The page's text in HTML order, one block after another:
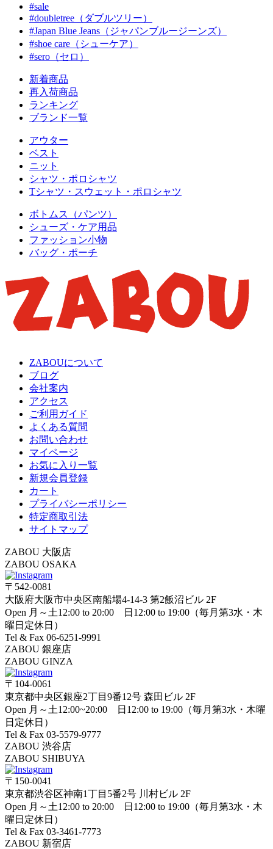
#sale
#doubletree（ダブルツリー）
#Japan Blue Jeans（ジャパンブルージーンズ）
#shoe care（シューケア）
#sero（セロ）
新着商品
再入荷商品
ランキング
ブランド一覧
アウター
ベスト
ニット
シャツ・ポロシャツ
Tシャツ・スウェット・ポロシャツ
ボトムス（パンツ）
シューズ・ケア用品
ファッション小物
バッグ・ポーチ
ZABOUについて
ブログ
会社案内
アクセス
ご利用ガイド
よくある質問
お問い合わせ
マイページ
お気に入り一覧
新規会員登録
カート
プライバシーポリシー
特定商取引法
サイトマップ
ZABOU 大阪店
ZABOU OSAKA
〒542-0081
大阪府大阪市中央区南船場4-14-3 第2飯沼ビル 2F
Open 月～土12:00 to 20:00 日12:00 to 19:00（毎月第3水・木
曜日定休日）
Tel & Fax 06-6251-9991
ZABOU 銀座店
ZABOU GINZA
〒104-0061
東京都中央区銀座2丁目9番12号 森田ビル 2F
Open 月～土12:00~20:00 日12:00 to 19:00（毎月第3水・木曜
日定休日）
Tel & Fax 03-5579-9777
ZABOU 渋谷店
ZABOU SHIBUYA
〒150-0041
東京都渋谷区神南1丁目5番2号 川村ビル 2F
Open 月～土12:00 to 20:00 日12:00 to 19:00（毎月第3水・木
曜日定休日）
Tel & Fax 03-3461-7773
ZABOU 新宿店